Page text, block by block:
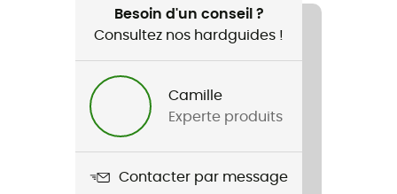
Homme / Femme
Nom du produit
Besoin d'un conseil ?
Consultez nos hardguides !
Camille
Experte produits
Contacter par message